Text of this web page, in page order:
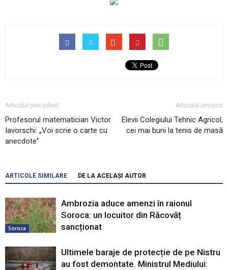
Articolul precedent
Profesorul matematician Victor
Iavorschi: „Voi scrie o carte cu
anecdote”
Articolul următor
Elevii Colegiului Tehnic Agricol,
cei mai buni la tenis de masă
ARTICOLE SIMILARE DE LA ACELAȘI AUTOR
Soroca
Ambrozia aduce amenzi în raionul
Soroca: un locuitor din Răcovăț
sancționat
Ultimele baraje de protecție de pe Nistru
au fost demontate. Ministrul Mediului: